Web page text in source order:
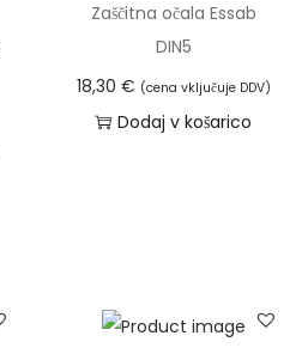
Zaščitna očala Essab
DIN5
18,30 € (cena vključuje DDV)
Dodaj v košarico